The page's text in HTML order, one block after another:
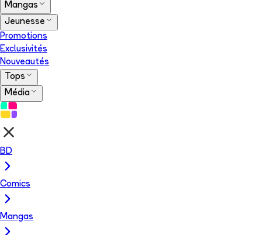
Mangas
Jeunesse
Promotions
Exclusivités
Nouveautés
Tops
Média
BD
Comics
Mangas